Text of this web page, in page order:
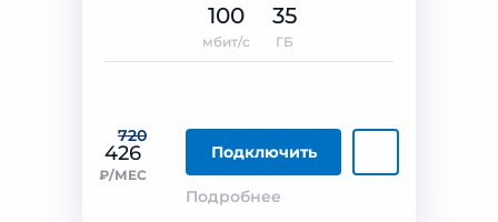
720
426
₽/МЕС
Подключить
Подробнее
100
мбит/с
35
ГБ